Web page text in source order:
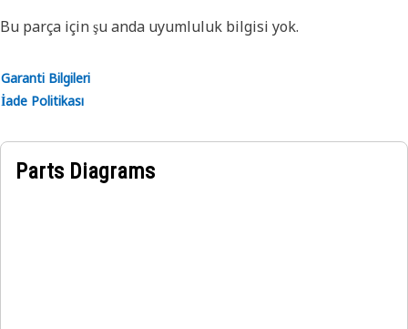
Bu parça için şu anda uyumluluk bilgisi yok.
Garanti Bilgileri
İade Politikası
Parts Diagrams